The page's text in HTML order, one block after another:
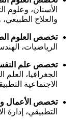
الأسنان، وعلوم
والعلاج الطبيعي،
تخصص العلوم
الرياضيات،
تخصص علم النفس
الجغرافيا،
الاجتماعية
تخصص الأعمال
التطبيقي، إدارة